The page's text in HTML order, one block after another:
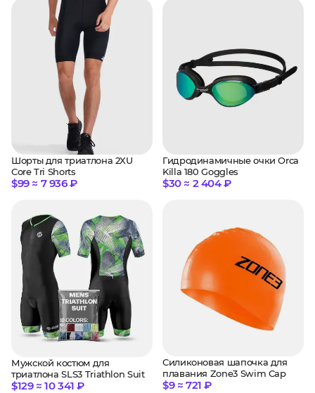
Шорты для триатлона 2XU
Core Tri Shorts
$99 ≈ 7 936 ₽
Гидродинамичные очки Orca
Killa 180 Goggles
$30 ≈ 2 404 ₽
Мужской костюм для
триатлона SLS3 Triathlon Suit
$129 ≈ 10 341 ₽
Силиконовая шапочка для
плавания Zone3 Swim Cap
$9 ≈ 721 ₽